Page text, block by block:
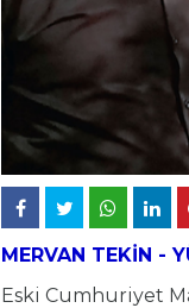
MERVAN TEKİN -
Eski Cumhuriyet